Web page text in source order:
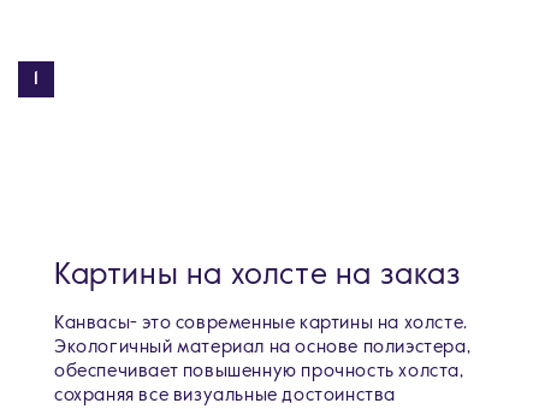
Картины на холсте на заказ
Канвасы- это современные картины на холсте.
Экологичный материал на основе полиэстера,
обеспечивает повышенную прочность холста,
сохраняя все визуальные достоинства